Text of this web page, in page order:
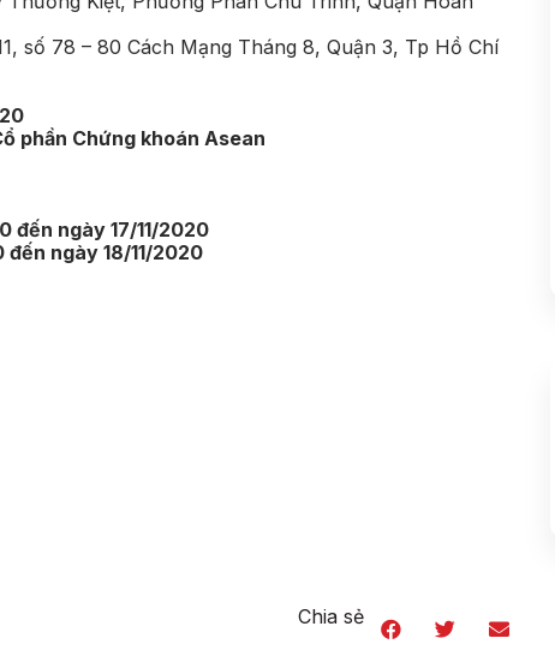
số 78 – 80 Cách Mạng Tháng 8, Quận 3, Tp Hồ Chí
phần Chứng khoán Asean
đến ngày 17/11/2020
đến ngày 18/11/2020
Chia sẻ